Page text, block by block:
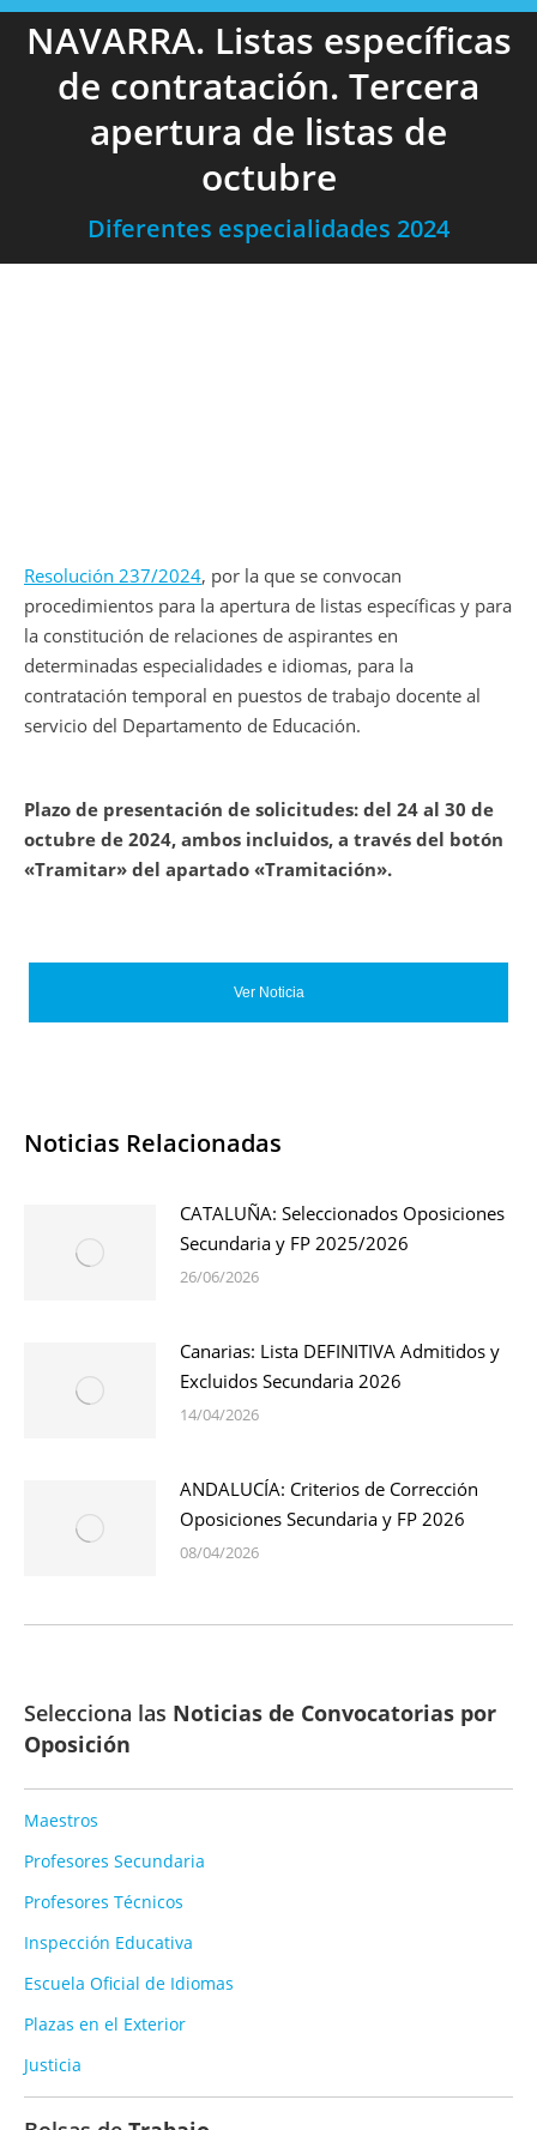
NAVARRA. Listas específicas
de contratación. Tercera
apertura de listas de
octubre
Diferentes especialidades 2024
Resolución 237/2024, por la que se convocan
procedimientos para la apertura de listas específicas y para
la constitución de relaciones de aspirantes en
determinadas especialidades e idiomas, para la
contratación temporal en puestos de trabajo docente al
servicio del Departamento de Educación.
Plazo de presentación de solicitudes: del 24 al 30 de
octubre de 2024, ambos incluidos, a través del botón
«Tramitar» del apartado «Tramitación».
Ver Noticia
Noticias Relacionadas
CATALUÑA: Seleccionados Oposiciones
Secundaria y FP 2025/2026
26/06/2026
Canarias: Lista DEFINITIVA Admitidos y
Excluidos Secundaria 2026
14/04/2026
ANDALUCÍA: Criterios de Corrección
Oposiciones Secundaria y FP 2026
08/04/2026
Selecciona las Noticias de Convocatorias por
Oposición
Maestros
Profesores Secundaria
Profesores Técnicos
Inspección Educativa
Escuela Oficial de Idiomas
Plazas en el Exterior
Justicia